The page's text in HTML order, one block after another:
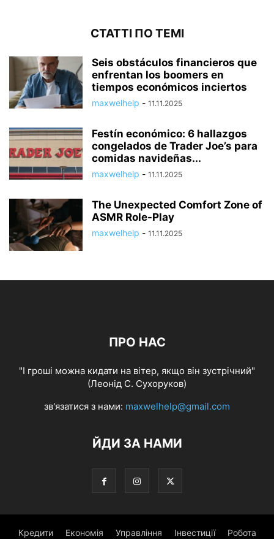
СТАТТІ ПО ТЕМІ
Seis obstáculos financieros que
enfrentan los boomers en
tiempos económicos inciertos
maxwelhelp - 11.11.2025
Festín económico: 6 hallazgos
congelados de Trader Joe’s para
comidas navideñas...
maxwelhelp - 11.11.2025
The Unexpected Comfort Zone of
ASMR Role-Play
maxwelhelp - 11.11.2025
ПРО НАС
"І гроші можна кидати на вітер, якщо він зустрічний"
(Леонід С. Сухоруков)
зв'язатися з нами: maxwelhelp@gmail.com
ЙДИ ЗА НАМИ
Кредити Економія Управління Інвестиції Робота